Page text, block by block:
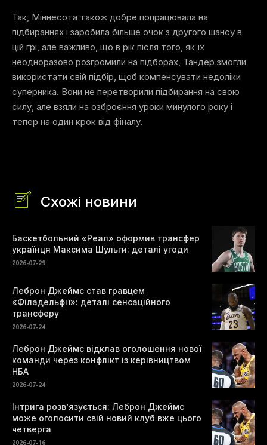
Так, Міннесота також добре попрацювала на
підбираннях і заробила більше очок з другого шансу в
цій грі, але важливо, що в рік після того, як їх
неодноразово розгромили на підборах, Тандер змогли
використати свій підбір, щоб компенсувати недоліки
суперника. Вони не перетворили підбирання на свою
силу, але взяли на озброєння уроки минулого року і
тепер на один крок від фіналу.
Схожі новини
Баскетбольний «Реал» оформив трансфер
українця Максима Шульги: деталі угоди
2026-07-29
Леброн Джеймс став гравцем
«Філадельфії»: деталі сенсаційного
трансферу
2026-07-24
Леброн Джеймс відклав оголошення нової
команди через конфлікт із керівництвом
НБА
2026-07-24
Інтрига розв’язується: Леброн Джеймс
може оголосити свій новий клуб вже цього
четверга
2026-07-16